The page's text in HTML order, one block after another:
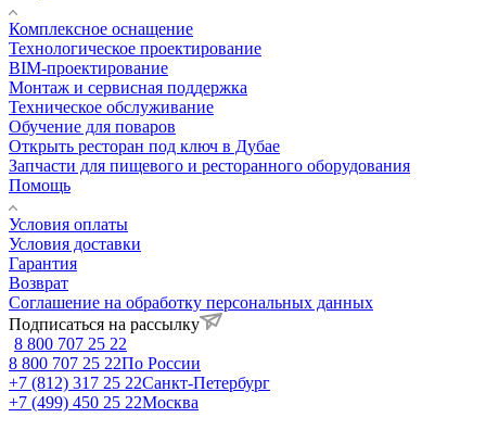
Комплексное оснащение
Технологическое проектирование
BIM-проектирование
Монтаж и сервисная поддержка
Техническое обслуживание
Обучение для поваров
Открыть ресторан под ключ в Дубае
Запчасти для пищевого и ресторанного оборудования
Помощь
Условия оплаты
Условия доставки
Гарантия
Возврат
Соглашение на обработку персональных данных
Подписаться на рассылку
8 800 707 25 22
8 800 707 25 22По России
+7 (812) 317 25 22Санкт-Петербург
+7 (499) 450 25 22Москва